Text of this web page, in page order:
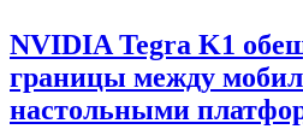
NVIDIA Tegra K1
границы между
настольными